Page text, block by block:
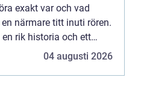
exakt var och vad
närmare titt inuti rören.
en rik historia och ett
04 augusti 2026